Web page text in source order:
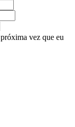
vez que eu